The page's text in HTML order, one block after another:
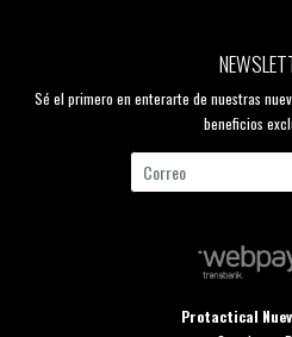
Sé el primero en enterarte de nuestras
beneficios
Protactical